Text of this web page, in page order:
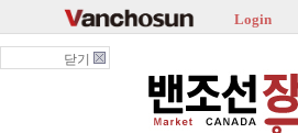
Login
닫기